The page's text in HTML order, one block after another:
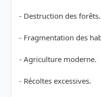
- Destruction des
- Fragmentation des
- Agriculture moderne.
- Récoltes excessives.